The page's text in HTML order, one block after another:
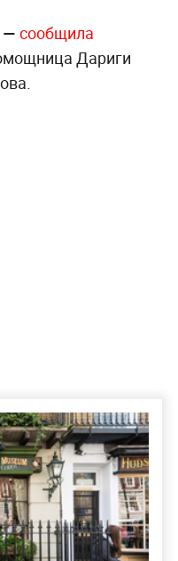
— сообщила
Дариги